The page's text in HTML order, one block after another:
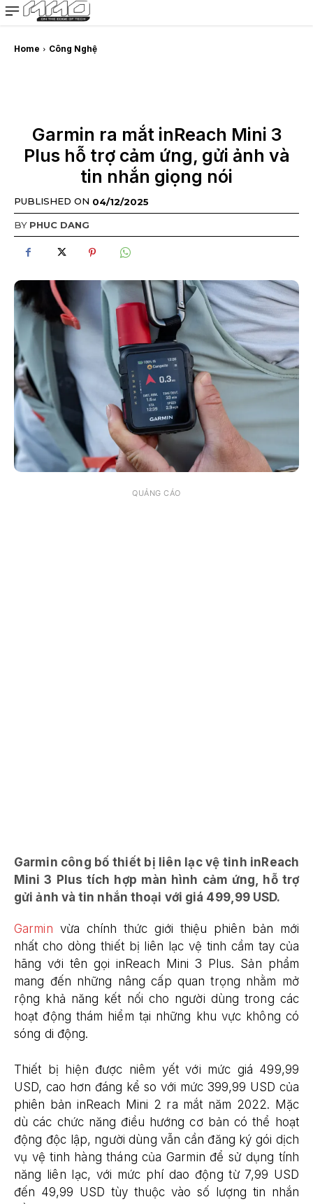
MMOSITE - Thông tin công nghệ
Bài viết nổi bật
Home Công Nghệ
Garmin ra mắt inReach Mini 3
Plus hỗ trợ cảm ứng, gửi ảnh và
tin nhắn giọng nói
PUBLISHED ON 04/12/2025
BY PHUC DANG
QUẢNG CÁO
Garmin công bố thiết bị liên lạc vệ tinh inReach
Mini 3 Plus tích hợp màn hình cảm ứng, hỗ trợ
gửi ảnh và tin nhắn thoại với giá 499,99 USD.
Garmin vừa chính thức giới thiệu phiên bản mới
nhất cho dòng thiết bị liên lạc vệ tinh cầm tay của
hãng với tên gọi inReach Mini 3 Plus. Sản phẩm
mang đến những nâng cấp quan trọng nhằm mở
rộng khả năng kết nối cho người dùng trong các
hoạt động thám hiểm tại những khu vực không có
sóng di động.
Thiết bị hiện được niêm yết với mức giá 499,99
USD, cao hơn đáng kể so với mức 399,99 USD của
phiên bản inReach Mini 2 ra mắt năm 2022. Mặc
dù các chức năng điều hướng cơ bản có thể hoạt
động độc lập, người dùng vẫn cần đăng ký gói dịch
vụ vệ tinh hàng tháng của Garmin để sử dụng tính
năng liên lạc, với mức phí dao động từ 7,99 USD
đến 49,99 USD tùy thuộc vào số lượng tin nhắn